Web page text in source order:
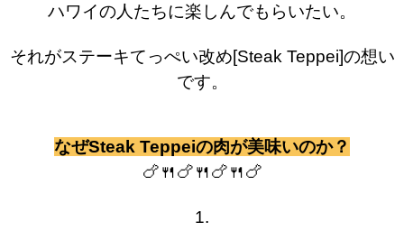
ハワイの人たちに楽しんでもらいたい。
それがステーキてっぺい改め[Steak Teppei]の想い
です。
なぜSteak Teppeiの肉が美味いのか？
🍗🍴🍗🍴🍗🍴🍗
1.